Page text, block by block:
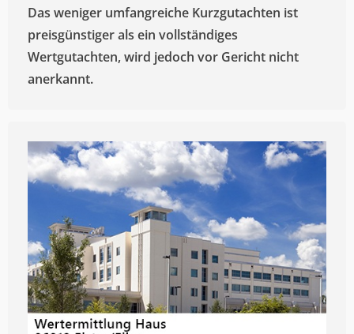
Das weniger umfangreiche Kurzgutachten ist
preisgünstiger als ein vollständiges
Wertgutachten, wird jedoch vor Gericht nicht
anerkannt.